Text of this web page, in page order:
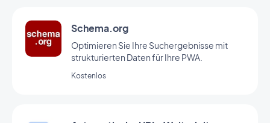
Schema.org
Optimieren Sie Ihre Suchergebnisse mit
strukturierten Daten für Ihre PWA.
Kostenlos